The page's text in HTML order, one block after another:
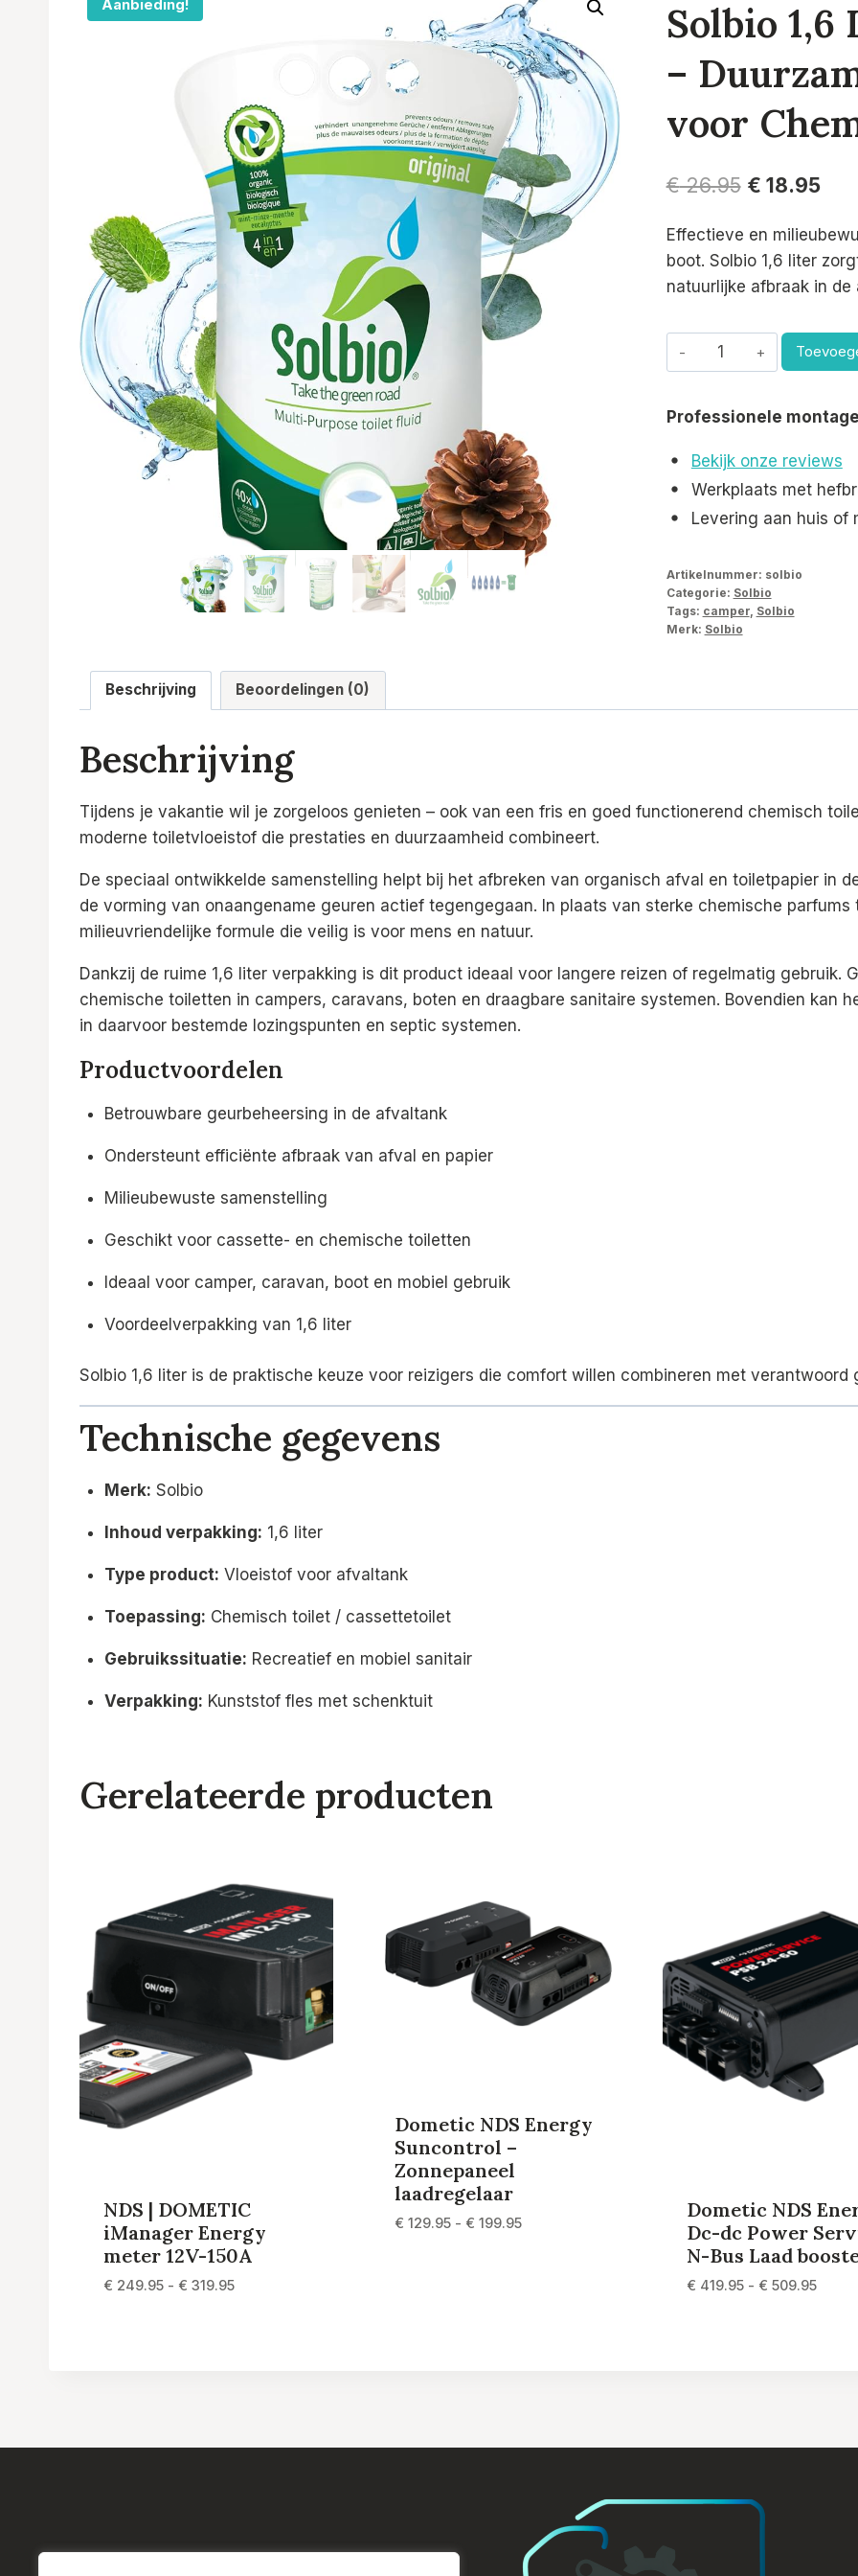
Aanbieding!
Solbio
–
voor
€26.95
was:
€ 26.95.
€ 18.95
€
Effectieve en
boot. Solbio 1,6 liter
natuurlijke afbraak in de
Solbio
1,6
Toiletvloeistof
Duurzame
Geurcontrole
voor
Toilet
aantal
Professionele
Bekijk onze reviews
Werkplaats met
Levering aan huis of
Artikelnummer: solbio
Categorie: Solbio
Tags: camper, Solbio
Merk: Solbio
Beschrijving Beoordelingen (0)
Beschrijving
Tijdens je vakantie wil je zorgeloos genieten – ook van een fris en goed functionerend chemisch
moderne toiletvloeistof die prestaties en duurzaamheid combineert.
De speciaal ontwikkelde samenstelling helpt bij het afbreken van organisch afval en toiletpapier in
de vorming van onaangename geuren actief tegengegaan. In plaats van sterke chemische
milieuvriendelijke formule die veilig is voor mens en natuur.
Dankzij de ruime 1,6 liter verpakking is dit product ideaal voor langere reizen of regelmatig gebruik.
chemische toiletten in campers, caravans, boten en draagbare sanitaire systemen. Bovendien kan
in daarvoor bestemde lozingspunten en septic systemen.
Productvoordelen
Betrouwbare geurbeheersing in de afvaltank
Ondersteunt efficiënte afbraak van afval en papier
Milieubewuste samenstelling
Geschikt voor cassette- en chemische toiletten
Ideaal voor camper, caravan, boot en mobiel gebruik
Voordeelverpakking van 1,6 liter
Solbio 1,6 liter is de praktische keuze voor reizigers die comfort willen combineren met verantwoord
Technische gegevens
Merk: Solbio
Inhoud verpakking: 1,6 liter
Type product: Vloeistof voor afvaltank
Toepassing: Chemisch toilet / cassettetoilet
Gebruikssituatie: Recreatief en mobiel sanitair
Verpakking: Kunststof fles met schenktuit
Gerelateerde producten
NDS | DOMETIC
iManager Energy
meter 12V-150A
€ 249.95 - € 319.95Prijsklasse:
Dometic NDS Energy
Suncontrol –
Zonnepaneel
laadregelaar
€ 129.95 - € 199.95Prijsklasse:
Dometic NDS
Dc-dc Power
N-Bus Laad
€ 419.95 - € 509.95